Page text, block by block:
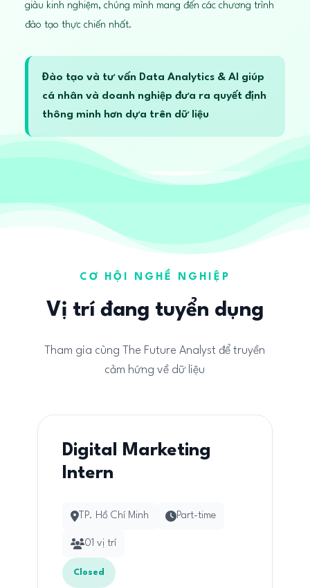
giàu kinh nghiệm, chúng mình mang đến các chương trình
đào tạo thực chiến nhất.
Đào tạo và tư vấn Data Analytics & AI giúp
cá nhân và doanh nghiệp đưa ra quyết định
thông minh hơn dựa trên dữ liệu
CƠ HỘI NGHỀ NGHIỆP
Vị trí đang tuyển dụng
Tham gia cùng The Future Analyst để truyền
cảm hứng về dữ liệu
Digital Marketing
Intern
TP. Hồ Chí Minh Part-time
01 vị trí
Closed